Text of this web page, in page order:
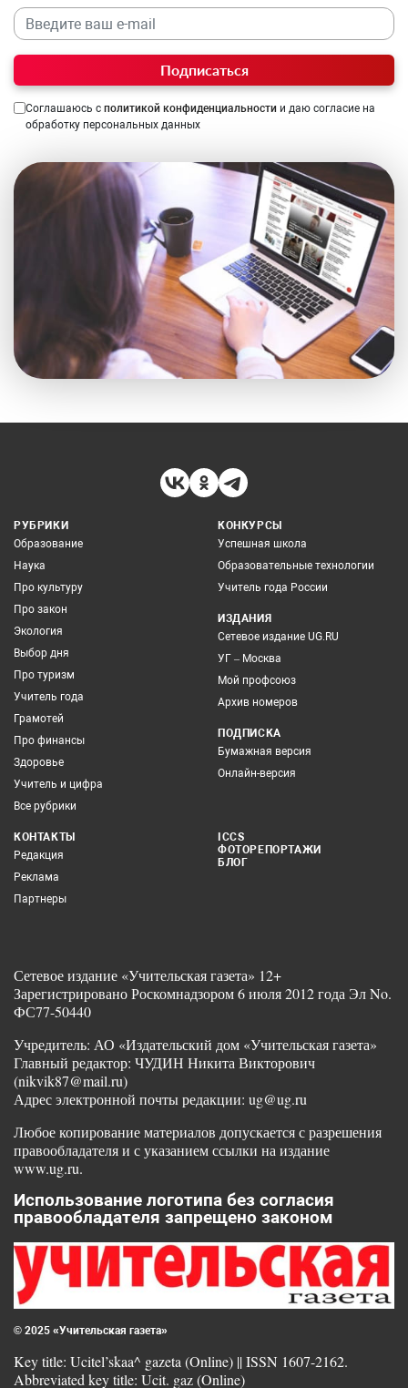
Подписаться
Соглашаюсь с политикой конфиденциальности и даю согласие на
обработку персональных данных
РУБРИКИ
Образование
Наука
Про культуру
Про закон
Экология
Выбор дня
Про туризм
Учитель года
Грамотей
Про финансы
Здоровье
Учитель и цифра
Все рубрики
КОНКУРСЫ
Успешная школа
Образовательные технологии
Учитель года России
ИЗДАНИЯ
Сетевое издание UG.RU
УГ – Москва
Мой профсоюз
Архив номеров
ПОДПИСКА
Бумажная версия
Онлайн-версия
КОНТАКТЫ
Редакция
Реклама
Партнеры
ICCS
ФОТОРЕПОРТАЖИ
БЛОГ
Сетевое издание «Учительская газета» 12+
Зарегистрировано Роскомнадзором 6 июля 2012 года Эл No.
ФС77-50440
Учредитель: АО «Издательский дом «Учительская газета»
Главный редактор: ЧУДИН Никита Викторович
(nikvik87@mail.ru)
Адрес электронной почты редакции: ug@ug.ru
Любое копирование материалов допускается с разрешения
правообладателя и с указанием ссылки на издание
www.ug.ru.
Использование логотипа без согласия
правообладателя запрещено законом
© 2025 «Учительская газета»
Key title: Ucitel’skaa^ gazeta (Online) || ISSN 1607-2162.
Abbreviated key title: Ucit. gaz (Online)